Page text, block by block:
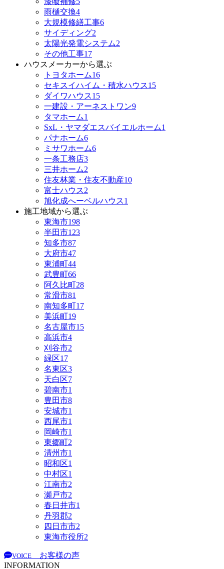
雨樋交換4
大規模修繕工事6
サイディング2
太陽光発電システム2
その他工事17
ハウスメーカーから選ぶ
トヨタホーム16
セキスイハイム・積水ハウス15
ダイワハウス15
一建設・アーネストワン9
タマホーム1
SxL・ヤマダエスバイエルホーム1
パナホーム6
ミサワホーム6
一条工務店3
三井ホーム2
住友林業・住友不動産10
富士ハウス2
旭化成へーベルハウス1
施工地域から選ぶ
東海市198
半田市123
知多市87
大府市47
東浦町44
武豊町66
阿久比町28
常滑市81
南知多町17
美浜町19
名古屋市15
高浜市4
刈谷市2
緑区17
名東区3
天白区7
碧南市1
豊田市8
安城市1
西尾市1
岡崎市1
東郷町2
清州市1
昭和区1
中村区1
江南市2
瀬戸市2
春日井市1
丹羽郡2
四日市市2
東海市役所2
VOICE
お客様の声
INFORMATION